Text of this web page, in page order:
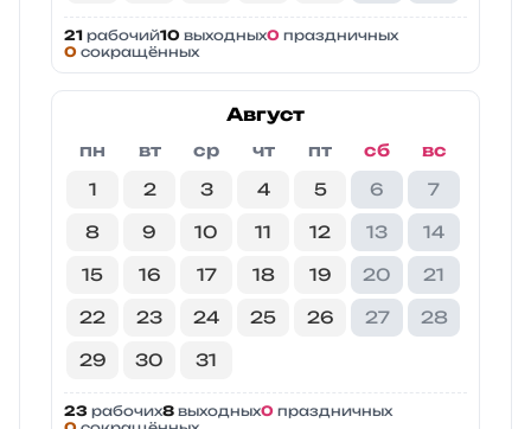
21 рабочий10 выходных0 праздничных
0 сокращённых
Август
пн вт ср чт пт сб
вс
1
2 3 4 5 6 7
8 9 10 11 12 13 14
15 16 17 18 19 20 21
22 23 24 25 26 27 28
29 30 31
23 рабочих8 выходных0 праздничных